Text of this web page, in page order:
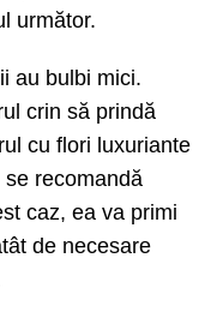
următor.
au bulbi mici.
crin să prindă
cu flori luxuriante
recomandă
caz, ea va primi
de necesare